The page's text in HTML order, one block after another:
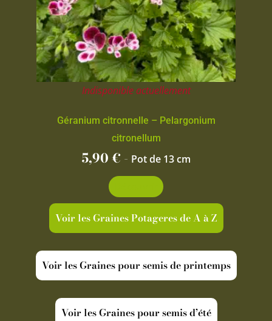
Indisponible actuellement
Géranium citronnelle – Pelargonium
citronellum
5,90€ - Pot de 13 cm
Voir les Graines Potageres de A à Z
Voir les Graines pour semis de printemps
Voir les Graines pour semis d’été